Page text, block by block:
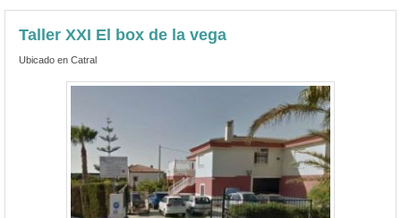
Taller XXI El box de la vega
Ubicado en Catral